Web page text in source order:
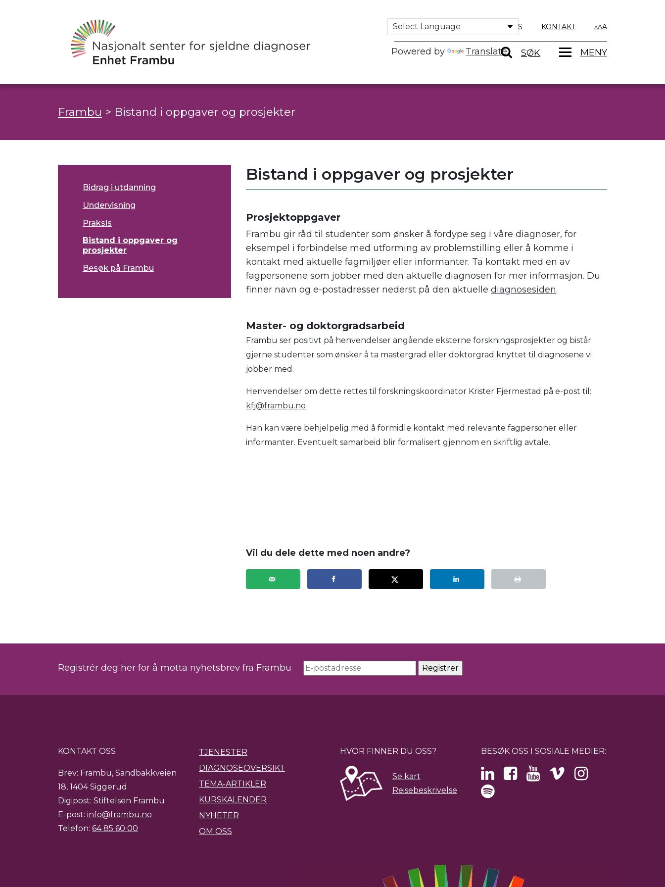
Powered by Translate
OM OSS KONTAKT A
SØK MENY
Frambu > Bistand i oppgaver og prosjekter
Bidrag i utdanning
Undervisning
Praksis
Bistand i oppgaver og
prosjekter
Besøk på Frambu
Bistand i oppgaver og prosjekter
Prosjektoppgaver
Frambu gir råd til studenter som ønsker å fordype seg i våre diagnoser, for
eksempel i forbindelse med utforming av problemstilling eller å komme i
kontakt med aktuelle fagmiljøer eller informanter. Ta kontakt med en av
fagpersonene som jobber med den aktuelle diagnosen for mer informasjon. Du
finner navn og e-postadresser nederst på den aktuelle diagnosesiden.
Master- og doktorgradsarbeid
Frambu ser positivt på henvendelser angående eksterne forskningsprosjekter og bistår
gjerne studenter som ønsker å ta mastergrad eller doktorgrad knyttet til diagnosene vi
jobber med.
Henvendelser om dette rettes til forskningskoordinator Krister Fjermestad på e-post til:
kfj@frambu.no
Han kan være behjelpelig med å formidle kontakt med relevante fagpersoner eller
informanter. Eventuelt samarbeid blir formalisert gjennom en skriftlig avtale.
Vil du dele dette med noen andre?
Registrér deg her for å motta nyhetsbrev fra Frambu
KONTAKT OSS
Brev: Frambu, Sandbakkveien
18, 1404 Siggerud
Digipost: Stiftelsen Frambu
E-post: info@frambu.no
Telefon: 64 85 60 00
TJENESTER
DIAGNOSEOVERSIKT
TEMA-ARTIKLER
KURSKALENDER
NYHETER
OM OSS
HVOR FINNER DU OSS?
Se kart
Reisebeskrivelse
BESØK OSS I SOSIALE MEDIER: